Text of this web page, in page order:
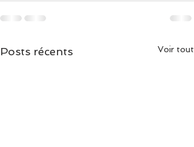
Posts récents Voir tout